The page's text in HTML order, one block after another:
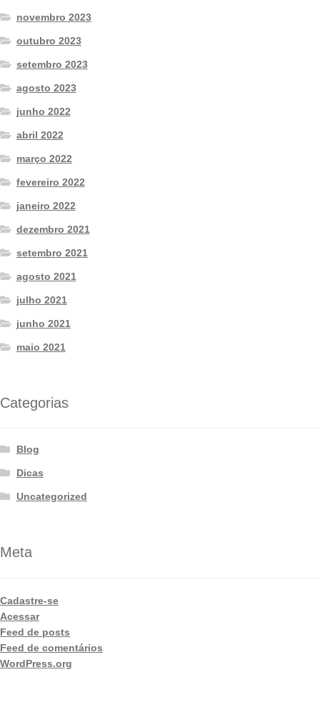
novembro 2023
outubro 2023
setembro 2023
agosto 2023
junho 2022
abril 2022
março 2022
fevereiro 2022
janeiro 2022
dezembro 2021
setembro 2021
agosto 2021
julho 2021
junho 2021
maio 2021
Categorias
Blog
Dicas
Uncategorized
Meta
Cadastre-se
Acessar
Feed de posts
Feed de comentários
WordPress.org